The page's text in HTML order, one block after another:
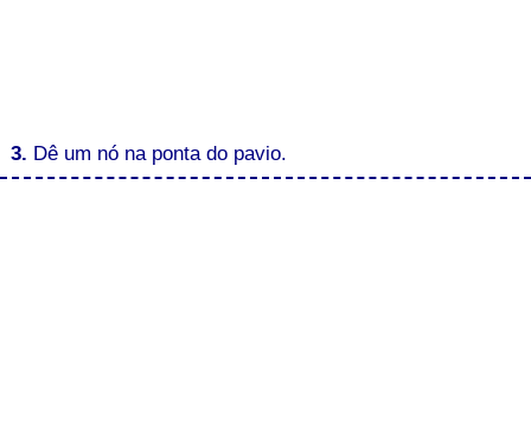
3. Dê um nó na ponta do pavio.